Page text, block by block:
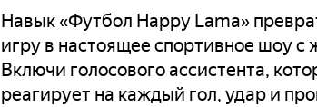
Навык «Футбол Happy Lama»
игру в настоящее спортивное шоу
Включи голосового ассистента,
реагирует на каждый гол, удар и